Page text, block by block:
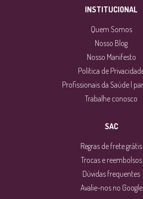
INSTITUCIONAL
Quem Somos
Nosso Blog
Nosso Manifesto
Política de
Profissionais da Saúde |
Trabalhe conosco
SAC
Regras de frete grátis
Trocas e reembolsos
Dúvidas frequentes
Avalie-nos no Google